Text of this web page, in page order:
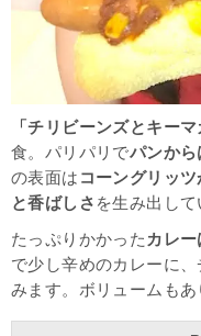
「チリビーンズとキー
食。パリパリでパンか
の表面は コーングリッ
と香ばしさ を生み出して
たっぷりかかった カレ
で少し辛めのカレーに
みます。ボリュームもあ